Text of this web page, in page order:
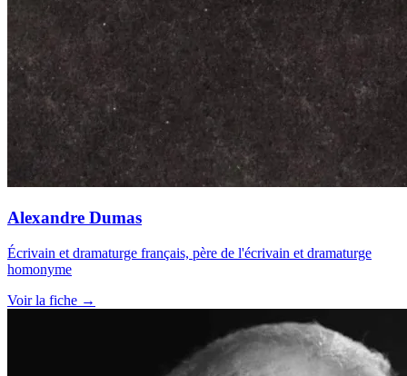
Alexandre Dumas
Écrivain et dramaturge français, père de l'écrivain et dramaturge
homonyme
Voir la fiche →